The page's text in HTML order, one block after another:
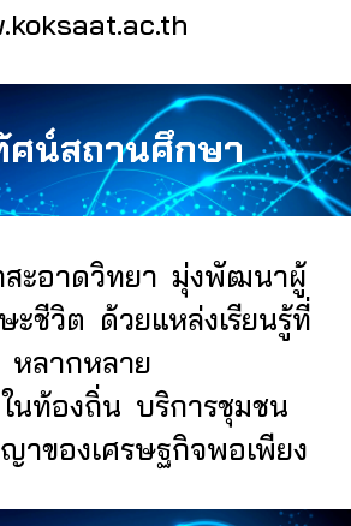
ศน์สถานศึกษา
กสะอาดวิทยา มุ่งพัฒนาผู้
ะชีวิต ด้วยแหล่งเรียนรู้ที่
หลากหลาย
นท้องถิ่น บริการชุมชน
าของเศรษฐกิจพอเพียง